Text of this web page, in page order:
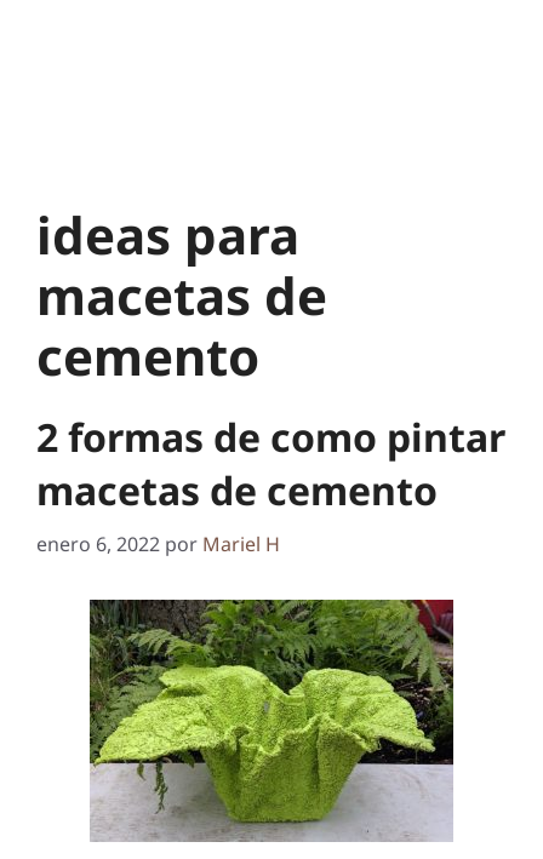
ideas para
macetas de
cemento
2 formas de como pintar
macetas de cemento
enero 6, 2022 por Mariel H